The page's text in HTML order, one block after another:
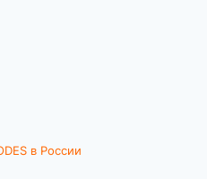
в России